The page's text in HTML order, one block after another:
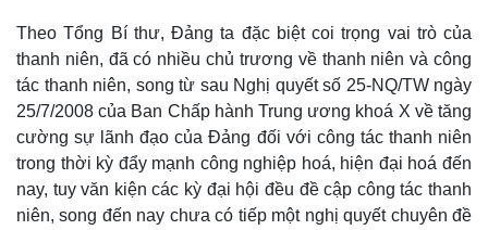
Theo Tổng Bí thư, Đảng ta đặc biệt coi trọng vai trò của
thanh niên, đã có nhiều chủ trương về thanh niên và công
tác thanh niên, song từ sau Nghị quyết số 25-NQ/TW ngày
25/7/2008 của Ban Chấp hành Trung ương khoá X về tăng
cường sự lãnh đạo của Đảng đối với công tác thanh niên
trong thời kỳ đẩy mạnh công nghiệp hoá, hiện đại hoá đến
nay, tuy văn kiện các kỳ đại hội đều đề cập công tác thanh
niên, song đến nay chưa có tiếp một nghị quyết chuyên đề